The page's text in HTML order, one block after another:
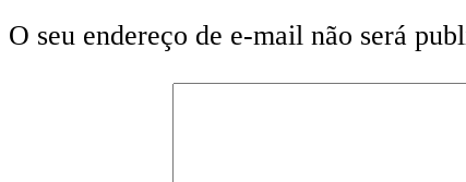
O seu endereço de e-mail não será